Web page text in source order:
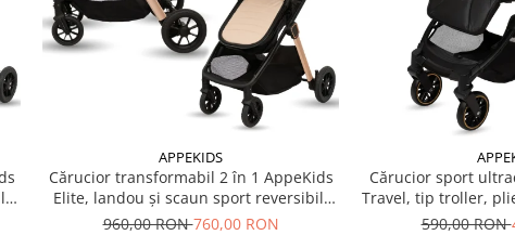
APPEKIDS
Cărucior transformabil 2 în 1 AppeKids
Elite, landou și scaun sport reversibil,
suspensii, adaptori scoică auto, până la
960,00 RON760,00 RON
Cărucior sport
Travel, tip troller,
de mână,
590,00 RON